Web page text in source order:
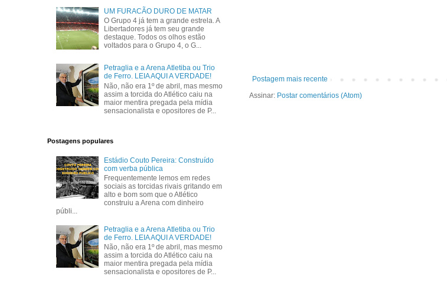
Postagem mais recente
Assinar: Postar comentários (Atom)
UM FURACÃO DURO DE MATAR
O Grupo 4 já tem a grande estrela. A
Libertadores já tem seu grande
destaque. Todos os olhos estão
voltados para o Grupo 4, o G...
Petraglia e a Arena Atletiba ou Trio
de Ferro. LEIA AQUI A VERDADE!
Não, não era 1º de abril, mas mesmo
assim a torcida do Atlético caiu na
maior mentira pregada pela mídia
sensacionalista e opositores de P...
Postagens populares
Estádio Couto Pereira: Construído
com verba pública
Frequentemente lemos em redes
sociais as torcidas rivais gritando em
alto e bom som que o Atlético
construiu a Arena com dinheiro
públi...
Petraglia e a Arena Atletiba ou Trio
de Ferro. LEIA AQUI A VERDADE!
Não, não era 1º de abril, mas mesmo
assim a torcida do Atlético caiu na
maior mentira pregada pela mídia
sensacionalista e opositores de P...